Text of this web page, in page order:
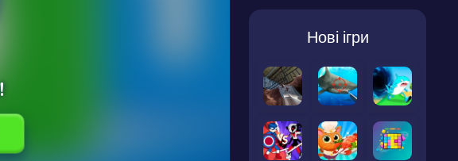
Нові ігри